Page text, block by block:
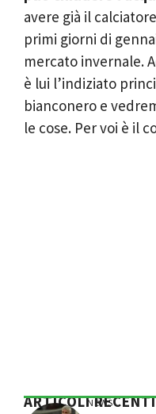
avere già il
primi giorni di
mercato invernale.
è lui l’indiziato
bianconero e
le cose. Per voi è il
ARTICOLI RECENTI
NEWS